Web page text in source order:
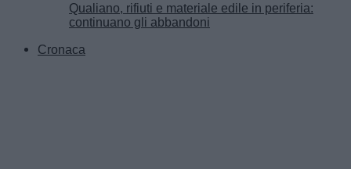
Qualiano, rifiuti e materiale edile in periferia:
continuano gli abbandoni
Cronaca